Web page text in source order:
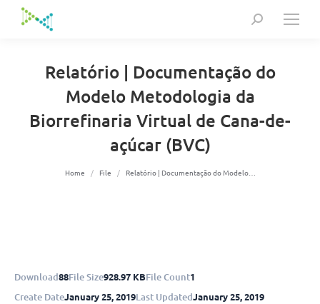
Search:
Relatório | Documentação do
Modelo Metodologia da
Biorrefinaria Virtual de Cana-de-
açúcar (BVC)
You are here:
Home File Relatório | Documentação do Modelo…
Download88File Size928.97 KBFile Count1
Create DateJanuary 25, 2019Last UpdatedJanuary 25, 2019